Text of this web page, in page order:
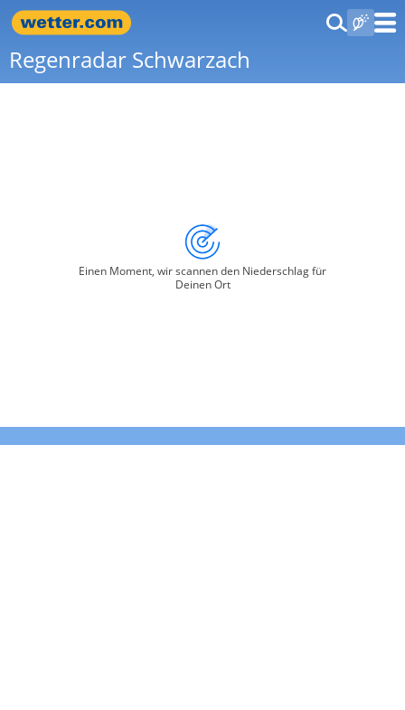
Regenradar Schwarzach
Einen Moment, wir scannen den Niederschlag für
Deinen Ort